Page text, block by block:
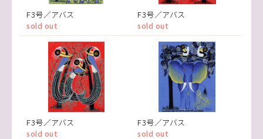
F3号／アバス
sold out
F3号／アバス
sold out
F3号／アバス
sold out
F3号／アバス
sold out